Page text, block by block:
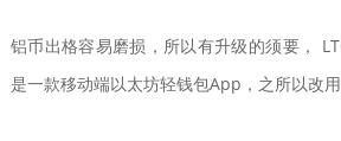
铝币出格容易磨损，所以有升级的须要，
是一款移动端以太坊轻钱包App，之所以改用